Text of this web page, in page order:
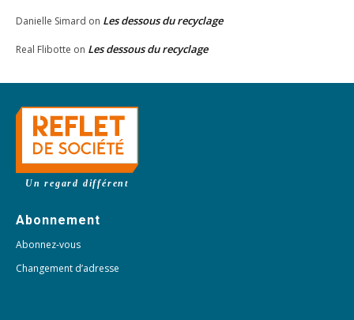
Danielle Simard on Les dessous du recyclage
Real Flibotte on Les dessous du recyclage
Un regard différent
Abonnement
Abonnez-vous
Changement d’adresse